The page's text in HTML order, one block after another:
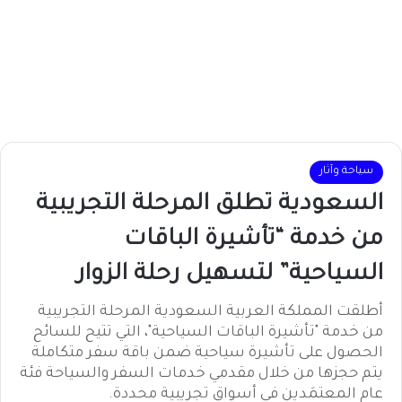
سياحة وآثار
السعودية تطلق المرحلة التجريبية
من خدمة “تأشيرة الباقات
السياحية” لتسهيل رحلة الزوار​
أطلقت المملكة العربية السعودية المرحلة التجريبية
من خدمة "تأشيرة الباقات السياحية"، التي تتيح للسائح
الحصول على تأشيرة سياحية ضمن باقة سفر متكاملة
يتم حجزها من خلال مقدمي خدمات السفر والسياحة فئة
عام المعتمَدين في أسواق تجريبية محددة. ​